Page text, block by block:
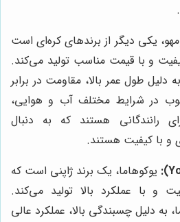
یکی دیگر از برندهای کره‌ای است
و با قیمت مناسب تولید می‌کند.
دلیل طول عمر بالا، مقاومت در برابر
در شرایط مختلف آب و هوایی،
رانندگانی هستند که به دنبال
و با کیفیت هستند.
یوکوهاما، یک برند ژاپنی است که
و با عملکرد بالا تولید می‌کند.
به دلیل چسبندگی بالا، عملکرد عالی